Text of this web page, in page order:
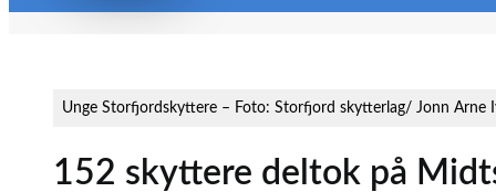
Unge Storfjordskyttere – Foto: Storfjord skytterlag/ Jonn Arne
152 skyttere deltok på